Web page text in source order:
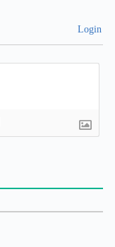
Login